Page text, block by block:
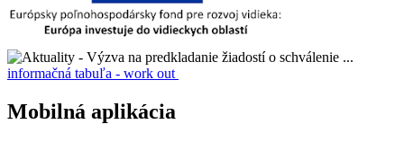
informačná tabuľa - work out
Mobilná aplikácia